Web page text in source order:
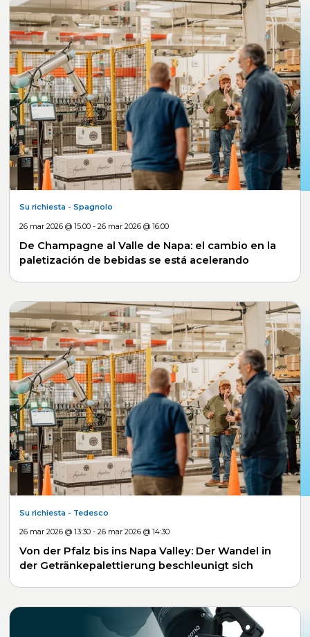
Su richiesta - Spagnolo
26 mar 2026 @ 15:00 - 26 mar 2026 @ 16:00
De Champagne al Valle de Napa: el cambio en la
paletización de bebidas se está acelerando
Su richiesta - Tedesco
26 mar 2026 @ 13:30 - 26 mar 2026 @ 14:30
Von der Pfalz bis ins Napa Valley: Der Wandel in
der Getränkepalettierung beschleunigt sich